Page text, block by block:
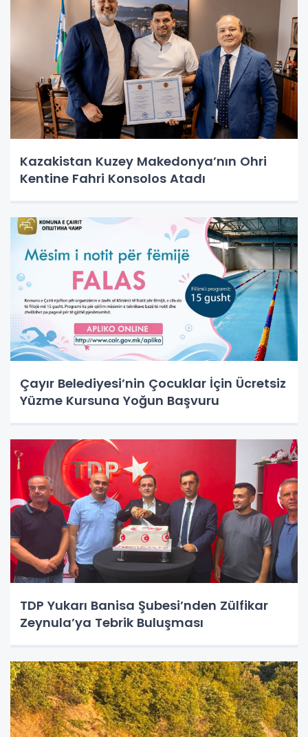
Kazakistan Kuzey Makedonya’nın Ohri
Kentine Fahri Konsolos Atadı
Çayır Belediyesi’nin Çocuklar İçin Ücretsiz
Yüzme Kursuna Yoğun Başvuru
TDP Yukarı Banisa Şubesi’nden Zülfikar
Zeynula’ya Tebrik Buluşması